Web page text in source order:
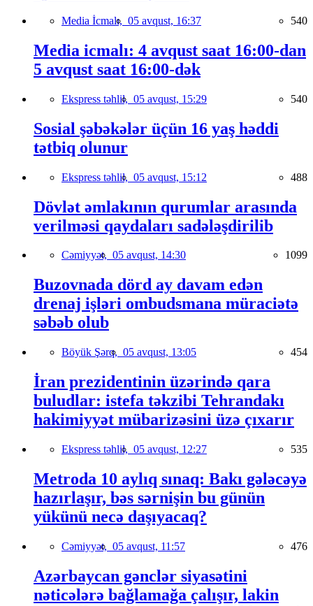
Media İcmalı, 05 avqust, 16:37 540
Media icmalı: 4 avqust saat 16:00-dan
5 avqust saat 16:00-dək
Ekspress təhlil, 05 avqust, 15:29 540
Sosial şəbəkələr üçün 16 yaş həddi
tətbiq olunur
Ekspress təhlil, 05 avqust, 15:12 488
Dövlət əmlakının qurumlar arasında
verilməsi qaydaları sadələşdirilib
Cəmiyyət, 05 avqust, 14:30 1099
Buzovnada dörd ay davam edən
drenaj işləri ombudsmana müraciətə
səbəb olub
Böyük Şərq, 05 avqust, 13:05 454
İran prezidentinin üzərində qara
buludlar: istefa təkzibi Tehrandakı
hakimiyyət mübarizəsini üzə çıxarır
Ekspress təhlil, 05 avqust, 12:27 535
Metroda 10 aylıq sınaq: Bakı gələcəyə
hazırlaşır, bəs sərnişin bu günün
yükünü necə daşıyacaq?
Cəmiyyət, 05 avqust, 11:57 476
Azərbaycan gənclər siyasətini
nəticələrə bağlamağa çalışır, lakin